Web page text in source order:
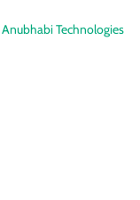
Anubhabi Technologies